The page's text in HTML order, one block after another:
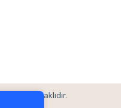
Hakları Saklıdır.